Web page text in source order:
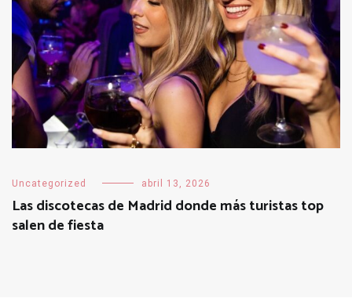
Uncategorized abril 13, 2026
Las discotecas de Madrid donde más turistas top
salen de fiesta